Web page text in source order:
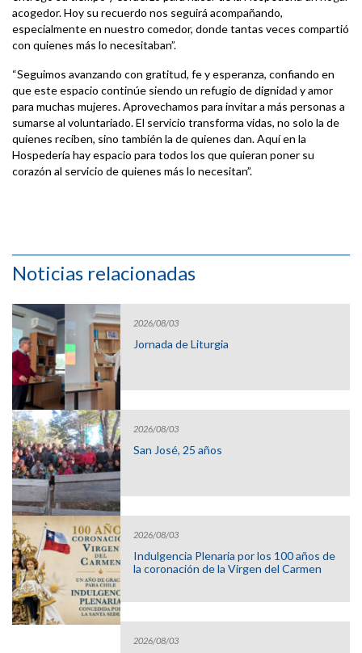
acogedor. Hoy su recuerdo nos seguirá acompañando,
especialmente en nuestro comedor, donde tantas veces compartió
con quienes más lo necesitaban”.
“Seguimos avanzando con gratitud, fe y esperanza, confiando en
que este espacio continúe siendo un refugio de dignidad y amor
para muchas mujeres. Aprovechamos para invitar a más personas a
sumarse al voluntariado. El servicio transforma vidas, no solo la de
quienes reciben, sino también la de quienes dan. Aquí en la
Hospedería hay espacio para todos los que quieran poner su
corazón al servicio de quienes más lo necesitan”.
Noticias relacionadas
2026/08/03
Jornada de Liturgia
2026/08/03
San José, 25 años
2026/08/03
Indulgencia Plenaria por los 100 años de
la coronación de la Virgen del Carmen
2026/08/03